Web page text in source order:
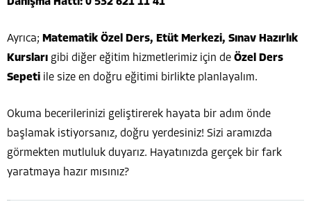
Ayrıca; Matematik Özel Ders, Etüt Merkezi, Sınav Hazırlık
Kursları gibi diğer eğitim hizmetlerimiz için de Özel Ders
Sepeti ile size en doğru eğitimi birlikte planlayalım.
Okuma becerilerinizi geliştirerek hayata bir adım önde
başlamak istiyorsanız, doğru yerdesiniz! Sizi aramızda
görmekten mutluluk duyarız. Hayatınızda gerçek bir fark
yaratmaya hazır mısınız?